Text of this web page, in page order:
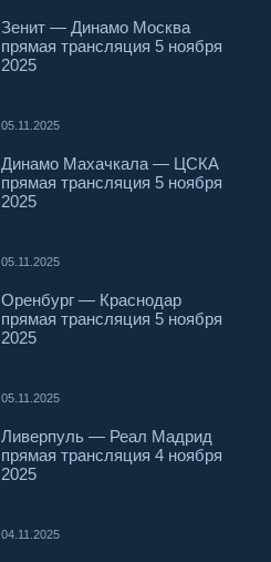
Зенит — Динамо Москва
прямая трансляция 5 ноября
2025
05.11.2025
Динамо Махачкала — ЦСКА
прямая трансляция 5 ноября
2025
05.11.2025
Оренбург — Краснодар
прямая трансляция 5 ноября
2025
05.11.2025
Ливерпуль — Реал Мадрид
прямая трансляция 4 ноября
2025
04.11.2025